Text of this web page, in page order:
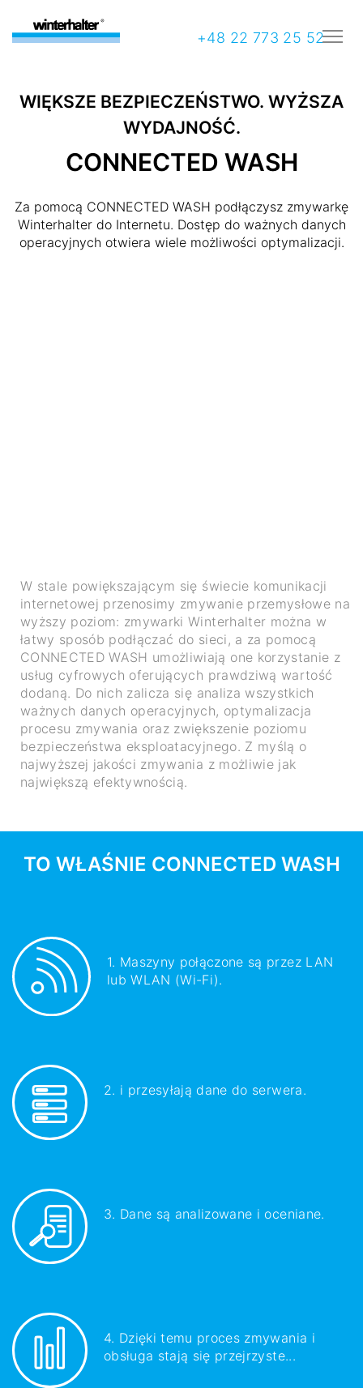
+48 22 773 25 52
WIĘKSZE BEZPIECZEŃSTWO. WYŻSZA
WYDAJNOŚĆ.
CONNECTED WASH
Za pomocą CONNECTED WASH podłączysz zmywarkę
Winterhalter do Internetu. Dostęp do ważnych danych
operacyjnych otwiera wiele możliwości optymalizacji.
W stale powiększającym się świecie komunikacji
internetowej przenosimy zmywanie przemysłowe na
wyższy poziom: zmywarki Winterhalter można w
łatwy sposób podłączać do sieci, a za pomocą
CONNECTED WASH umożliwiają one korzystanie z
usług cyfrowych oferujących prawdziwą wartość
dodaną. Do nich zalicza się analiza wszystkich
ważnych danych operacyjnych, optymalizacja
procesu zmywania oraz zwiększenie poziomu
bezpieczeństwa eksploatacyjnego. Z myślą o
najwyższej jakości zmywania z możliwie jak
największą efektywnością.
TO WŁAŚNIE CONNECTED WASH
1. Maszyny połączone są przez LAN
lub WLAN (Wi-Fi).
2. i przesyłają dane do serwera.
3. Dane są analizowane i oceniane.
4. Dzięki temu proces zmywania i
obsługa stają się przejrzyste...